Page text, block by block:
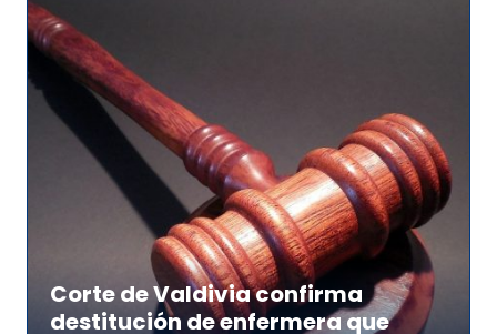
Corte de Valdivia confirma
destitución de enfermera que